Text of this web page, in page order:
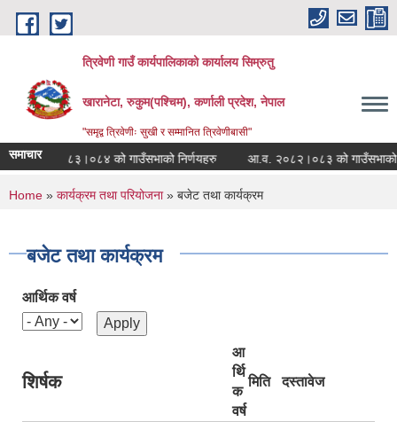
Skip to main content
त्रिवेणी गाउँ कार्यपालिकाको कार्यालय सिम्रुतु
खारानेटा, रुकुम(पश्‍चिम), कर्णाली प्रदेश, नेपाल
"समृद्व त्रिवेणीः सुखी र सम्मानित त्रिवेणीबासी"
समाचार आ.व. २०८३।०८४ को गाउँसभाको निर्णयहरु आ.व. २०८२।०८३ को गाउँसभाको
You are here
Home » कार्यक्रम तथा परियोजना» बजेट तथा कार्यक्रम
बजेट तथा कार्यक्रम
आर्थिक वर्ष
शिर्षक
आ
र्थि
क
वर्ष
मिति दस्तावेज